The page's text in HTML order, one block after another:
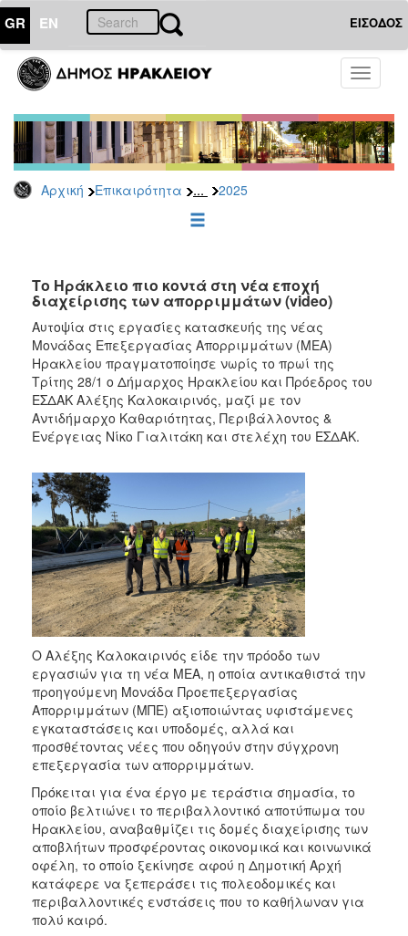
GR EN ΕΙΣΟΔΟΣ
Toggle
Αρχική Επικαιρότητα ... 2025
ΕΠΙΚΑΙΡΟΤΗΤΑ
Τύπου
Αρχείο
2026
2025
2022
2021
2020
2019
2018
2017
2016
2015
2013
2012
2011
2010
2006
ΔΗΜΟΤΗΣ
ΕΠΙΣΚΕΠΤΗΣ
ΗΡΑΚΛΕΙΟ
Το Ηράκλειο πιο κοντά στη νέα εποχή
διαχείρισης των απορριμμάτων (video)
Αυτοψία στις εργασίες κατασκευής της νέας
Μονάδας Επεξεργασίας Απορριμμάτων (ΜΕΑ)
Ηρακλείου πραγματοποίησε νωρίς το πρωί της
Τρίτης 28/1 ο Δήμαρχος Ηρακλείου και Πρόεδρος του
ΕΣΔΑΚ Αλέξης Καλοκαιρινός, μαζί με τον
Αντιδήμαρχο Καθαριότητας, Περιβάλλοντος &
Ενέργειας Νίκο Γιαλιτάκη και στελέχη του ΕΣΔΑΚ.
Ο Αλέξης Καλοκαιρινός είδε την πρόοδο των
εργασιών για τη νέα ΜΕΑ, η οποία αντικαθιστά την
προηγούμενη Μονάδα Προεπεξεργασίας
Απορριμμάτων (ΜΠΕ) αξιοποιώντας υφιστάμενες
εγκαταστάσεις και υποδομές, αλλά και
προσθέτοντας νέες που οδηγούν στην σύγχρονη
επεξεργασία των απορριμμάτων.
Πρόκειται για ένα έργο με τεράστια σημασία, το
οποίο βελτιώνει το περιβαλλοντικό αποτύπωμα του
Ηρακλείου, αναβαθμίζει τις δομές διαχείρισης των
αποβλήτων προσφέροντας οικονομικά και κοινωνικά
οφέλη, το οποίο ξεκίνησε αφού η Δημοτική Αρχή
κατάφερε να ξεπεράσει τις πολεοδομικές και
περιβαλλοντικές ενστάσεις που το καθήλωναν για
πολύ καιρό.